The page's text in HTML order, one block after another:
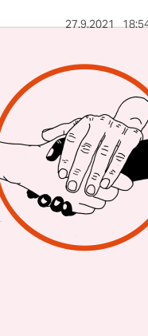
27.9.2021
Aus Berlin
O
wird.
Scholz’